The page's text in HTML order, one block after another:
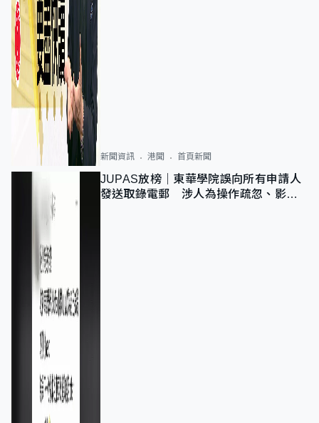
新聞資訊 港聞 首頁新聞
JUPAS放榜｜東華學院誤向所有申請人
發送取錄電郵 涉人為操作疏忽、影響